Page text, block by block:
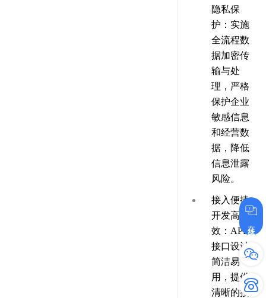
隐私保
护 ：实施
全流程数
据加密传
输与处
理，严格
保护企业
敏感信息
和经营数
据，降低
信息泄露
风险。
接入便捷
开发高
效 ：API
接口设计
简洁易
用，提供
清晰的接
在线咨询